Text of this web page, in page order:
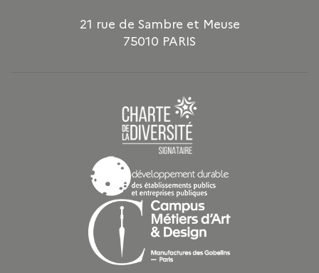
21 rue de Sambre et Meuse
75010 PARIS